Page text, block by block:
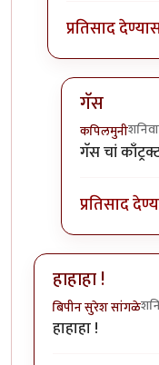
प्रतिसाद
गॅस
कपिलमुनी
In reply to
गॅस चां
प्रतिसाद
हाहाहा !
बिपीन सुरेश सांगळे
हाहाहा !